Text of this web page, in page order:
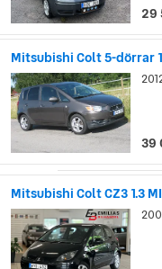
bilar, och
internationellt. Under
lönsamt trots den
29
Mitsubishi Colt 5-dörrar
39
Mitsubishi Colt CZ3 1.3